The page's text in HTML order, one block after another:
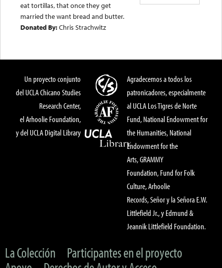
eat tortillas, that once they get
married the want bread and butter.
Donated By:Chris Strachwitz
Un proyecto conjunto
del UCLA Chicano Studies
Research Center,
el Arhoolie Foundation,
y del UCLA Digital Library
Agradecemos a todos los
patronicadores, especialmente
al UCLA Los Tigres de Norte
Fund, National Endowment for
the Humanities, National
Endowment for the
Arts, GRAMMY
Foundation, Fund for Folk
Culture, Arhoolie
Records, Señor y la Señora E.W.
Littlefield Jr., y Edmund &
Jeannik Littlefield Foundation.
La Colección
Participantes en el proyecto